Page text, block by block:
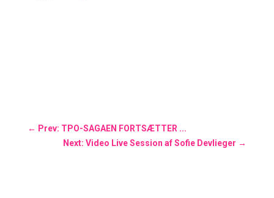
← Prev: TPO-SAGAEN FORTSÆTTER ...
Next: Video Live Session af Sofie Devlieger →